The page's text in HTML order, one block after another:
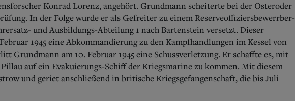
Konrad Lorenz, angehört. Grundmann scheiterte bei der Osteroder
In der Folge wurde er als Gefreiter zu einem Reserveoffiziersbewerrber-
und Ausbildungs-Abteilung 1 nach Bartenstein versetzt. Dieser
1945 eine Abkommandierung zu den Kampfhandlungen im Kessel von
Grundmann am 10. Februar 1945 eine Schussverletzung. Er schaffte es, mit
auf ein Evakuierungs-Schiff der Kriegsmarine zu kommen. Mit diesem
und geriet anschließend in britische Kriegsgefangenschaft, die bis Juli